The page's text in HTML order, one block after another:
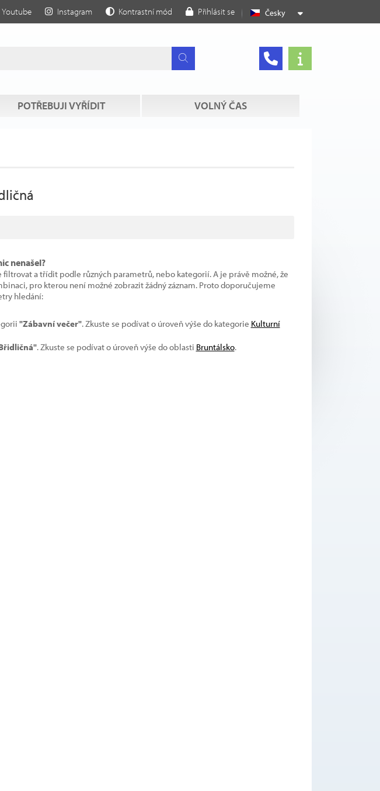
Česky
Youtube Instagram Kontrastní mód Přihlásit se
POTŘEBUJI VYŘÍDIT VOLNÝ ČAS
nenašel?
filtrovat a třídit podle různých parametrů, nebo kategorií. A je právě možné, že
pro kterou není možné zobrazit žádný záznam. Proto doporučujeme
hledání:
"Zábavní večer". Zkuste se podívat o úroveň výše do kategorie Kulturní
. Zkuste se podívat o úroveň výše do oblasti Bruntálsko.